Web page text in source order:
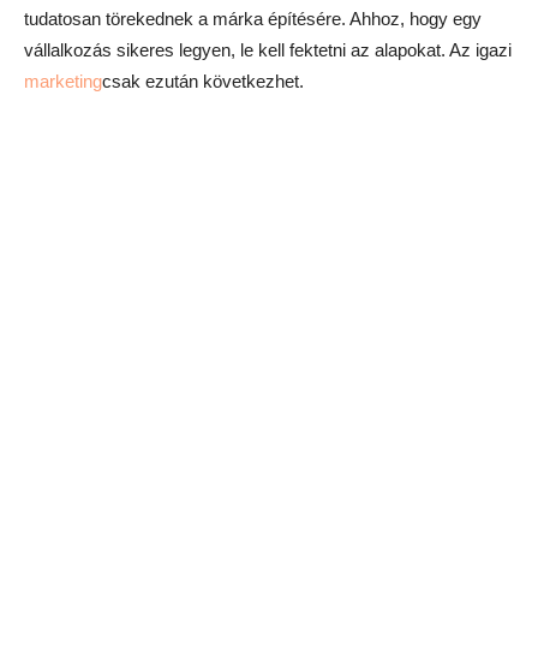
tudatosan törekednek a márka építésére. Ahhoz, hogy egy
vállalkozás sikeres legyen, le kell fektetni az alapokat. Az igazi
marketingcsak ezután következhet.